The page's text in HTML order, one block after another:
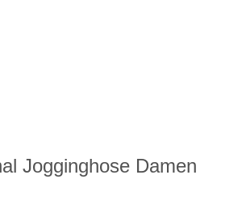
Jogginghose Damen